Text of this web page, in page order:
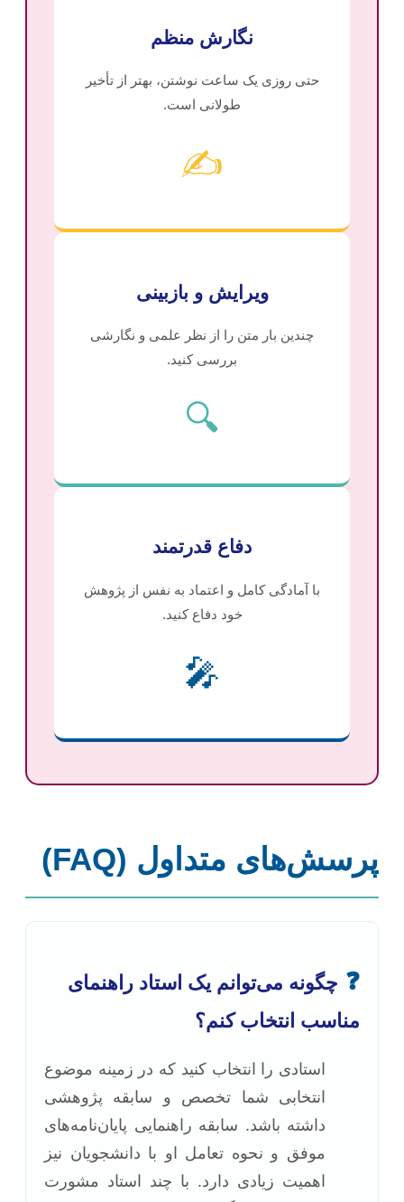
نگارش منظم
حتی روزی یک ساعت نوشتن، بهتر از تأخیر
طولانی است.
✍️
ویرایش و بازبینی
چندین بار متن را از نظر علمی و نگارشی
بررسی کنید.
🔍
دفاع قدرتمند
با آمادگی کامل و اعتماد به نفس از پژوهش
خود دفاع کنید.
🎤
پرسش‌های متداول (FAQ)
❓ چگونه می‌توانم یک استاد راهنمای
مناسب انتخاب کنم؟
استادی را انتخاب کنید که در زمینه موضوع
انتخابی شما تخصص و سابقه پژوهشی
داشته باشد. سابقه راهنمایی پایان‌نامه‌های
موفق و نحوه تعامل او با دانشجویان نیز
اهمیت زیادی دارد. با چند استاد مشورت